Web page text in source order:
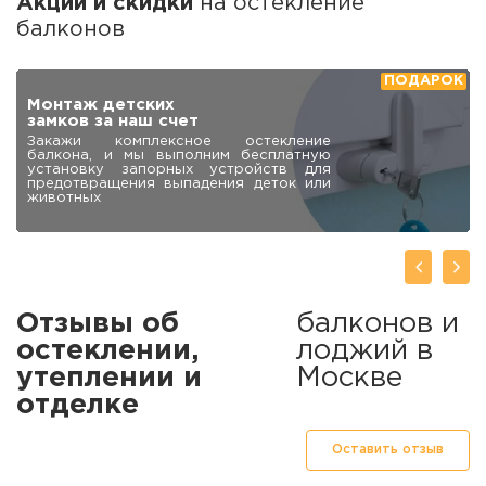
балконов
Закажи остекление балкона и
получи скидку на отделку
При выполнении комплекса работ
«остекление + отделка» снижаем цены
на все отделочные материалы до 25 %
Отзывы об
остеклении,
утеплении и
отделке
балконов и
лоджий в
Москве
Оставить отзыв